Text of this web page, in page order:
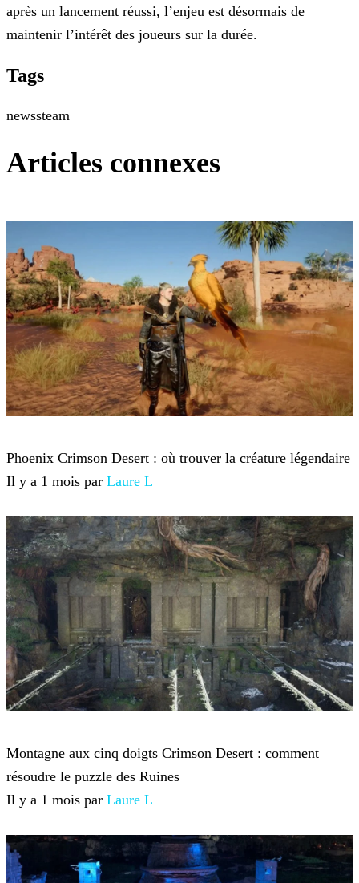
après un lancement réussi, l’enjeu est désormais de
maintenir l’intérêt des joueurs sur la durée.
Tags
newssteam
Articles connexes
Phoenix Crimson Desert : où trouver la créature légendaire
Il y a 1 mois par Laure L
Montagne aux cinq doigts Crimson Desert : comment
résoudre le puzzle des Ruines
Il y a 1 mois par Laure L